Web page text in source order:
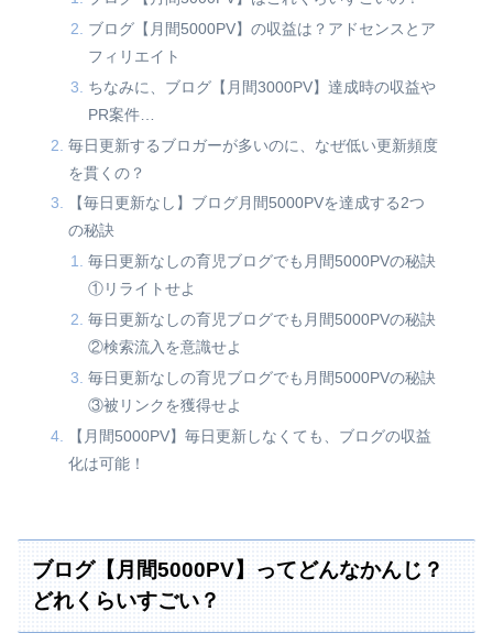
ブログ【月間5000PV】の収益は？アドセンスとア
フィリエイト
ちなみに、ブログ【月間3000PV】達成時の収益や
PR案件…
毎日更新するブロガーが多いのに、なぜ低い更新頻度
を貫くの？
【毎日更新なし】ブログ月間5000PVを達成する2つ
の秘訣
毎日更新なしの育児ブログでも月間5000PVの秘訣
①リライトせよ
毎日更新なしの育児ブログでも月間5000PVの秘訣
②検索流入を意識せよ
毎日更新なしの育児ブログでも月間5000PVの秘訣
③被リンクを獲得せよ
【月間5000PV】毎日更新しなくても、ブログの収益
化は可能！
ブログ【月間5000PV】ってどんなかんじ？
どれくらいすごい？